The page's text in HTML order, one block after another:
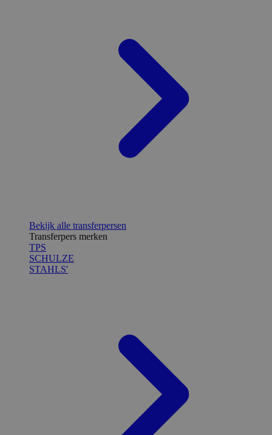
Bekijk alle transferpersen
Transferpers merken
TPS
SCHULZE
STAHLS'